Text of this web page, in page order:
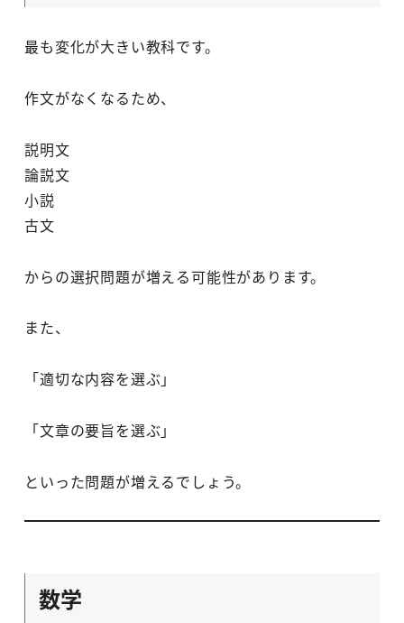
最も変化が大きい教科です。
作文がなくなるため、
説明文
論説文
小説
古文
からの選択問題が増える可能性があります。
また、
「適切な内容を選ぶ」
「文章の要旨を選ぶ」
といった問題が増えるでしょう。
数学